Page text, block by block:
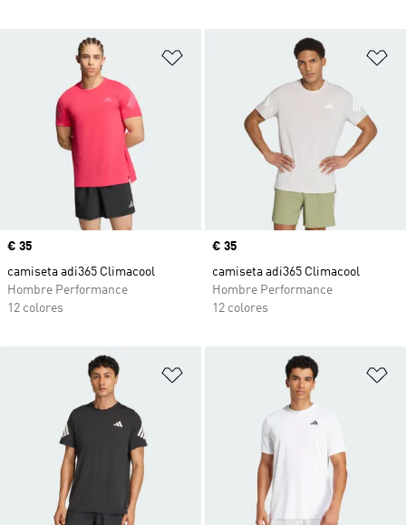
Añadir a la lista de deseos
Precio
€ 35
camiseta adi365 Climacool
Hombre Performance
12 colores
Precio
€ 35
camiseta adi365 Climacool
Hombre Performance
12 colores
Añadir a la lista de deseos